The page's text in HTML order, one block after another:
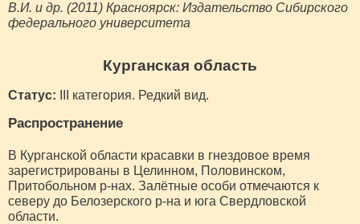
В.И. и др. (2011) Красноярск: Издательство Сибирского
федерального университета
Курганская область
Статус: III категория. Редкий вид.
Распространение
В Курганской области красавки в гнездовое время
зарегистрированы в Целинном, Половинском,
Притобольном р-нах. Залётные особи отмечаются к
северу до Белозерского р-на и юга Свердловской
области.